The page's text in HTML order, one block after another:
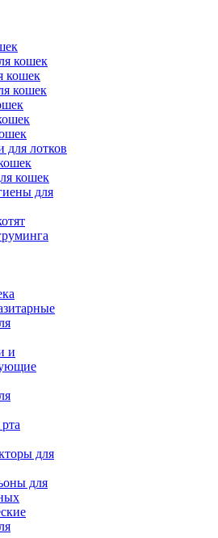
кошек
кошек
кошек
для лотков
кошек
для
и
для
для